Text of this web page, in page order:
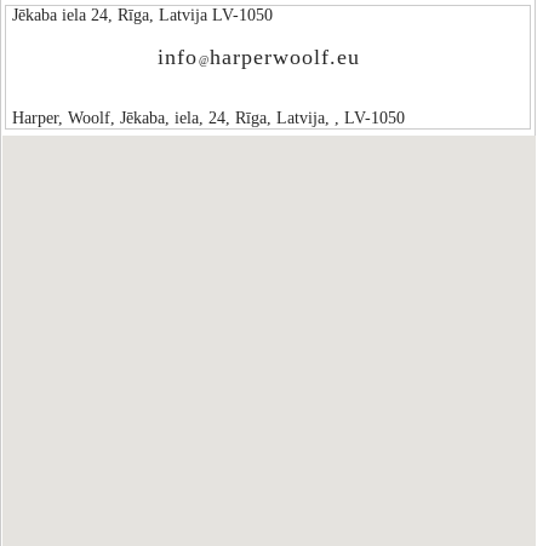
Jēkaba iela 24, Rīga, Latvija LV-1050
info @harperwoolf.eu
Harper, Woolf, Jēkaba, iela, 24, Rīga, Latvija, , LV-1050